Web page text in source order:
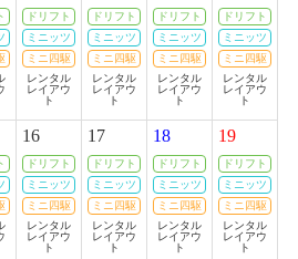
ォース」特別企画『グリペン役・森嶋優
』！ 第5回
ォース」特別企画『グリペン役・森嶋優
』！ 第4回
ォース」特別企画『グリペン役・森嶋優
ント当選者発表のお知らせ
おしらせ
)
ドリフト
ミニッツ
ミニ四駆
レンタル
レイアウ
ト
ドリフト
ミニッツ
ミニ四駆
レンタル
レイアウ
ト
ドリフト
ミニッツ
ミニ四駆
レンタル
レイアウ
ト
ドリフト
ミニッツ
ミニ四駆
レンタル
レイアウ
ト
16
ドリフト
ミニッツ
ミニ四駆
レンタル
レイアウ
ト
17
ドリフト
ミニッツ
ミニ四駆
レンタル
レイアウ
ト
18
ドリフト
ミニッツ
ミニ四駆
レンタル
レイアウ
ト
19
ドリフト
ミニッツ
ミニ四駆
レンタル
レイアウ
ト